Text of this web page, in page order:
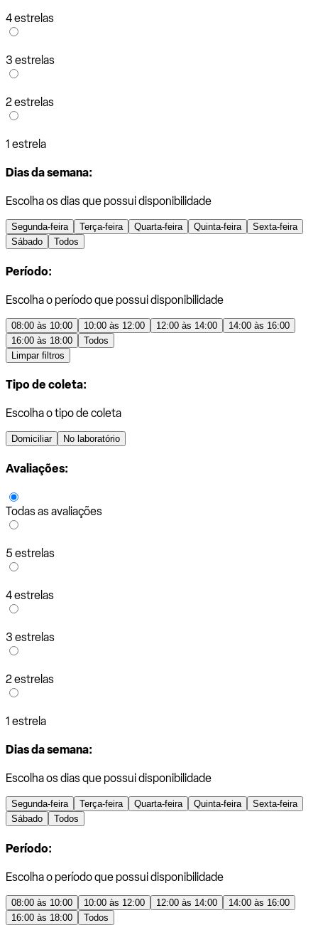
4 estrelas
3 estrelas
2 estrelas
1 estrela
Dias da semana:
Escolha os dias que possui disponibilidade
Segunda-feira Terça-feira Quarta-feira Quinta-feira
Sexta-feira
Sábado
Todos
Período:
Escolha o período que possui disponibilidade
08:00 às 10:00 10:00 às 12:00 12:00 às 14:00
14:00 às 16:00
16:00 às 18:00
Todos
Limpar filtros
Tipo de coleta:
Escolha o tipo de coleta
Domiciliar No laboratório
Avaliações:
Todas as avaliações
5 estrelas
4 estrelas
3 estrelas
2 estrelas
1 estrela
Dias da semana:
Escolha os dias que possui disponibilidade
Segunda-feira Terça-feira Quarta-feira Quinta-feira
Sexta-feira
Sábado
Todos
Período:
Escolha o período que possui disponibilidade
08:00 às 10:00 10:00 às 12:00 12:00 às 14:00
14:00 às 16:00
16:00 às 18:00
Todos